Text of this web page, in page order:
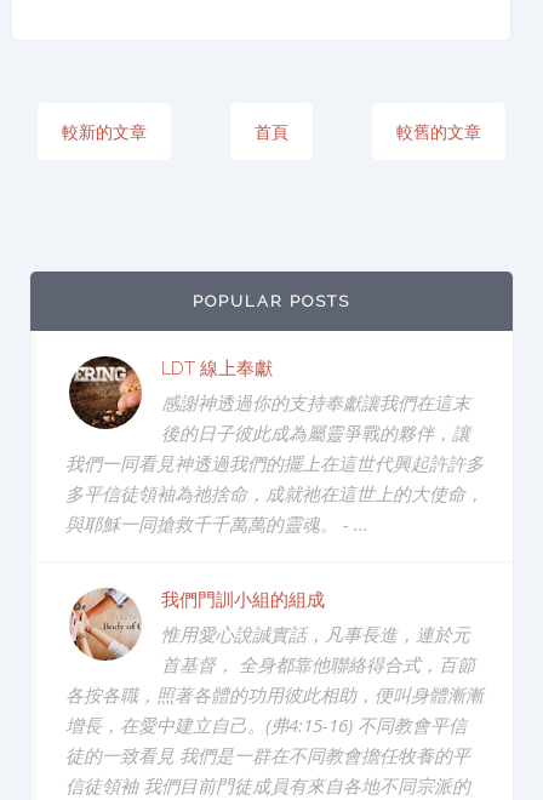
較新的文章 較舊的文章
首頁
POPULAR POSTS
LDT 線上奉獻
感謝神透過你的支持奉獻讓我們在這末
後的日子彼此成為屬靈爭戰的夥伴，讓
我們一同看見神透過我們的擺上在這世代興起許許多
多平信徒領袖為祂捨命，成就祂在這世上的大使命，
與耶穌一同搶救千千萬萬的靈魂。 - ...
我們門訓小組的組成
惟用愛心說誠實話，凡事長進，連於元
首基督， 全身都靠他聯絡得合式，百節
各按各職，照著各體的功用彼此相助，便叫身體漸漸
增長，在愛中建立自己。(弗4:15-16) 不同教會平信
徒的一致看見 我們是一群在不同教會擔任牧養的平
信徒領袖 我們目前門徒成員有來自各地不同宗派的